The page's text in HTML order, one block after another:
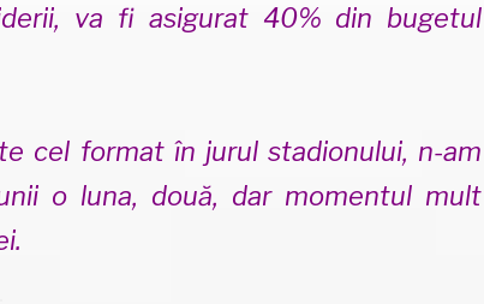
va fi asigurat 40% din bugetul
cel format în jurul stadionului, n-am
o luna, două, dar momentul mult